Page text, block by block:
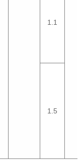
1.1
1.5